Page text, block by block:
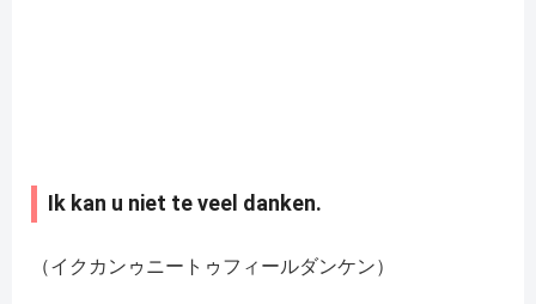
Ik kan u niet te veel danken.
（イクカンゥニートゥフィールダンケン）